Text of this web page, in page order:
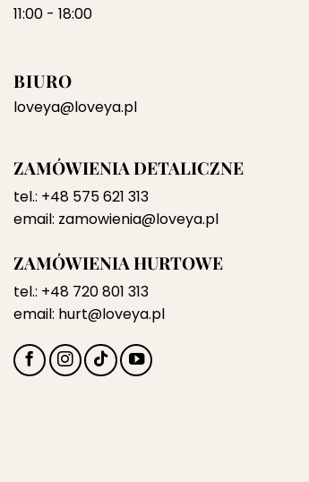
11:00 - 18:00
BIURO
loveya@loveya.pl
ZAMÓWIENIA DETALICZNE
tel.: +48 575 621 313
email: zamowienia@loveya.pl
ZAMÓWIENIA HURTOWE
tel.: +48 720 801 313
email: hurt@loveya.pl